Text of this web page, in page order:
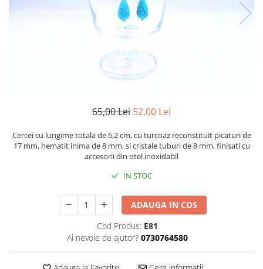
65,00 Lei 52,00 Lei
Cercei cu lungime totala de 6,2 cm, cu turcoaz reconstituit picaturi de
17 mm, hematit inima de 8 mm, si cristale tuburi de 8 mm, finisati cu
accesorii din otel inoxidabil
IN STOC
ADAUGA IN COS
Cod Produs: E81
Ai nevoie de ajutor? 0730764580